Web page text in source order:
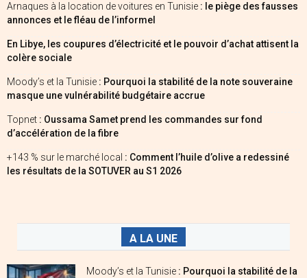
Arnaques à la location de voitures en Tunisie : le piège des fausses
annonces et le fléau de l’informel
En Libye, les coupures d’électricité et le pouvoir d’achat attisent la
colère sociale
Moody’s et la Tunisie : Pourquoi la stabilité de la note souveraine
masque une vulnérabilité budgétaire accrue
Topnet : Oussama Samet prend les commandes sur fond
d’accélération de la fibre
+143 % sur le marché local : Comment l’huile d’olive a redessiné
les résultats de la SOTUVER au S1 2026
A LA UNE
Moody’s et la Tunisie : Pourquoi la stabilité de la